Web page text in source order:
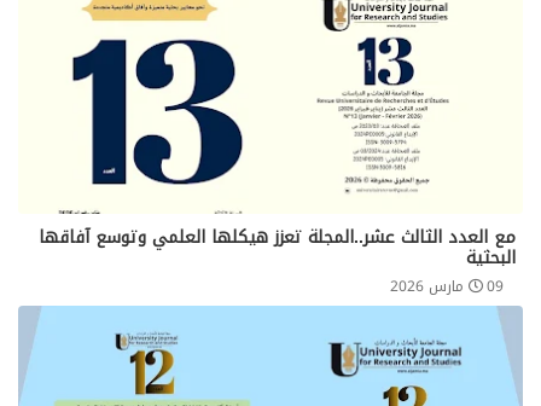
مع العدد الثالث عشر..المجلة تعزز هيكلها العلمي وتوسع آفاقها
البحثية
09 مارس 2026